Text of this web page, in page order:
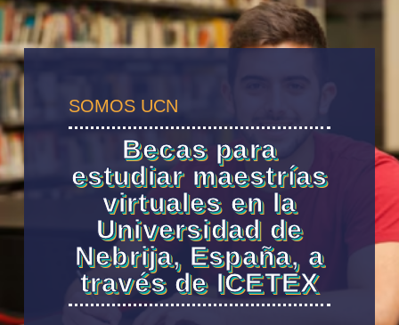
SOMOS UCN
Becas para
estudiar maestrías
virtuales en la
Universidad de
Nebrija, España, a
través de ICETEX